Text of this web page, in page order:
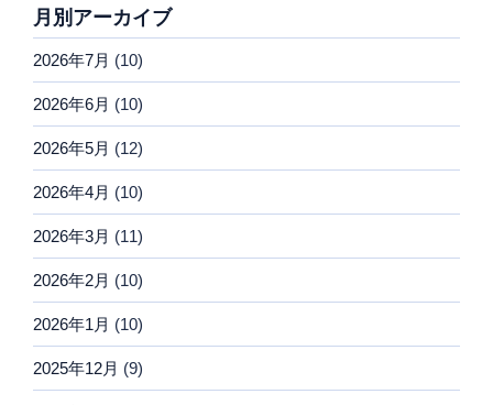
月別アーカイブ
2026年7月 (10)
2026年6月 (10)
2026年5月 (12)
2026年4月 (10)
2026年3月 (11)
2026年2月 (10)
2026年1月 (10)
2025年12月 (9)